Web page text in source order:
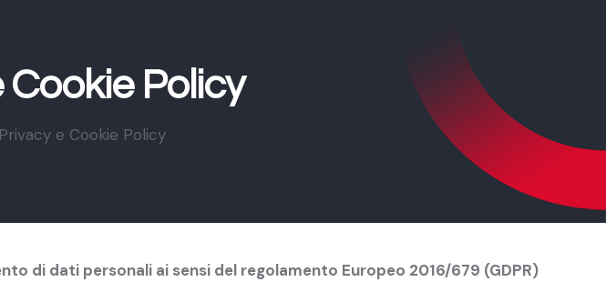
Cookie Policy
Privacy e Cookie Policy
di dati personali ai sensi del regolamento Europeo 2016/679 (GDPR)